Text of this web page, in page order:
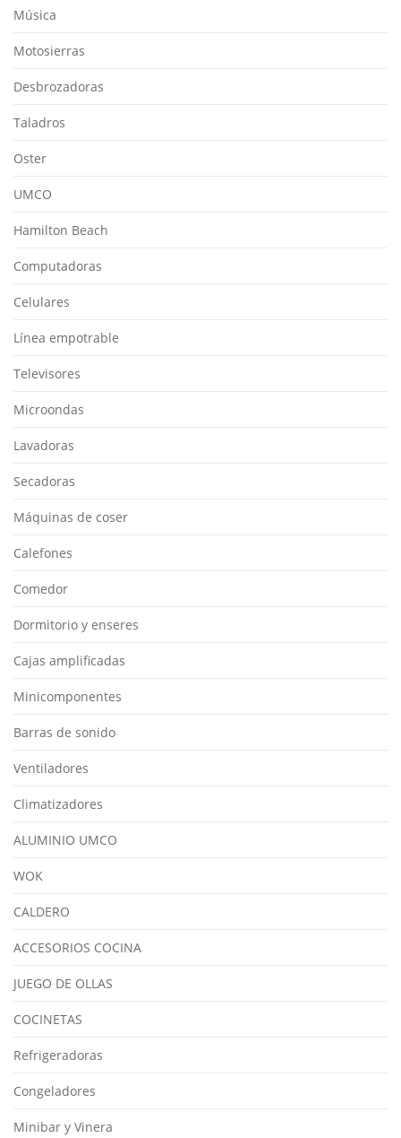
Música
Motosierras
Desbrozadoras
Taladros
Oster
UMCO
Hamilton Beach
Computadoras
Celulares
Línea empotrable
Televisores
Microondas
Lavadoras
Secadoras
Máquinas de coser
Calefones
Comedor
Dormitorio y enseres
Cajas amplificadas
Minicomponentes
Barras de sonido
Ventiladores
Climatizadores
ALUMINIO UMCO
WOK
CALDERO
ACCESORIOS COCINA
JUEGO DE OLLAS
COCINETAS
Refrigeradoras
Congeladores
Minibar y Vinera